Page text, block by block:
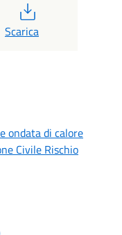
Scarica
ondata di calore
Civile Rischio